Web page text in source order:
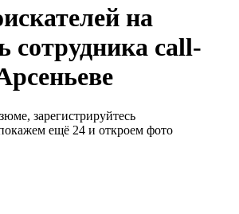
на
сотрудника call-
зарегистрируйтесь
ещё 24 и откроем фото